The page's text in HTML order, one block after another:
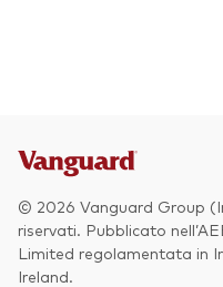
Attiva
Passiva
Prevenzione delle
© 2026 Vanguard Group
riservati. Pubblicato
Limited regolamentata in
Ireland.